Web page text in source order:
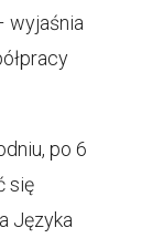
wyjaśnia
po 6
się
Języka